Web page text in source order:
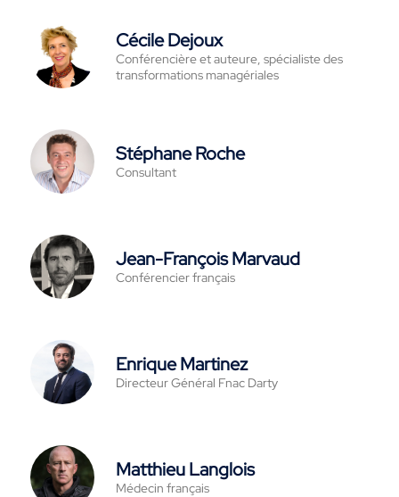
Cécile Dejoux
Conférencière et auteure, spécialiste des
transformations managériales
Stéphane Roche
Consultant
Jean-François Marvaud
Conférencier français
Enrique Martinez
Directeur Général Fnac Darty
Matthieu Langlois
Médecin français